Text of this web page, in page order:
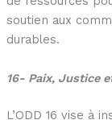
soutien aux
durables.
16- Paix, Justice
L’ODD 16 vise à